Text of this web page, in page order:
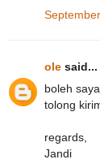
ole said...
boleh
tolong
regards,
Jandi